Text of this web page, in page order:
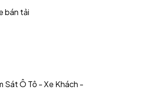
bán tải
Sát Ô Tô - Xe Khách -